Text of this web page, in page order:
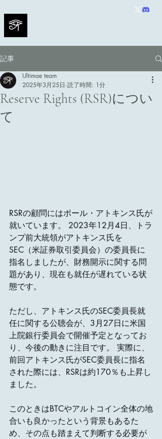
記事
Reserve Rights (RSR)につい
て
Ultimae team
2025年3月25日 読了時間: 1分
RSRの顧問にはポール・アトキンス氏が
就いています。 2023年12月4日、トラ
ンプ前大統領がアトキンス氏を
SEC（米証券取引委員会）の委員長に
指名しましたが、財務開示に関する問
題があり、現在も就任が遅れている状
態です。
ただし、アトキンス氏のSEC委員長就
任に関する公聴会が、3月27日に米国
上院銀行委員会で開催予定となってお
り、今後の動きに注目です。 実際に、
前回アトキンス氏がSEC委員長に指名
された際には、RSRは約170％も上昇し
ました。
このときはBTCやアルトコイン全体の地
合いも良かったという背景もあるた
め、その点も踏まえて判断する必要が